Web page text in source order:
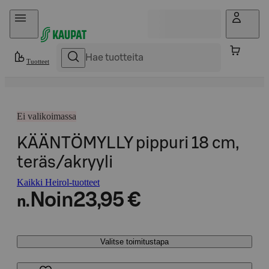
Hyppää sisältöön
Tuotteet
Ei valikoimassa
KÄÄNTÖMYLLY pippuri 18 cm,
teräs/akryyli
Kaikki Heirol-tuotteet
n. Noin23,95 €
Valitse toimitustapa